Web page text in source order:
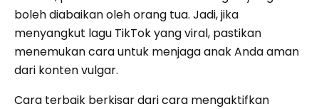
boleh diabaikan oleh orang tua. Jadi, jika
menyangkut lagu TikTok yang viral, pastikan
menemukan cara untuk menjaga anak Anda aman
dari konten vulgar.
Cara terbaik berkisar dari cara mengaktifkan